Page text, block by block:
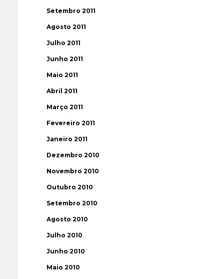
Setembro 2011
Agosto 2011
Julho 2011
Junho 2011
Maio 2011
Abril 2011
Março 2011
Fevereiro 2011
Janeiro 2011
Dezembro 2010
Novembro 2010
Outubro 2010
Setembro 2010
Agosto 2010
Julho 2010
Junho 2010
Maio 2010